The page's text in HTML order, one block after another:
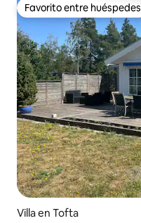
Favorito entre huéspedes
Favorito entre huéspedes
Villa en Tofta